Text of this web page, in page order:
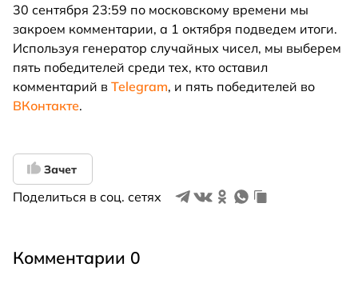
30 сентября 23:59 по московскому времени мы
закроем комментарии, а 1 октября подведем итоги.
Используя генератор случайных чисел, мы выберем
пять победителей среди тех, кто оставил
комментарий в Telegram, и пять победителей во
ВКонтакте.
Зачет
Поделиться в соц. сетях
Комментарии 0